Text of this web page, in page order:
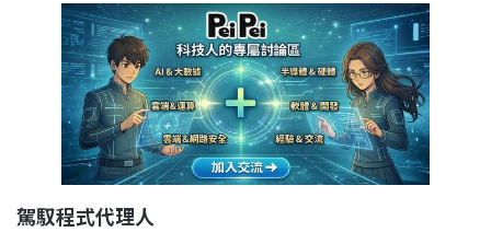
駕馭程式代理人